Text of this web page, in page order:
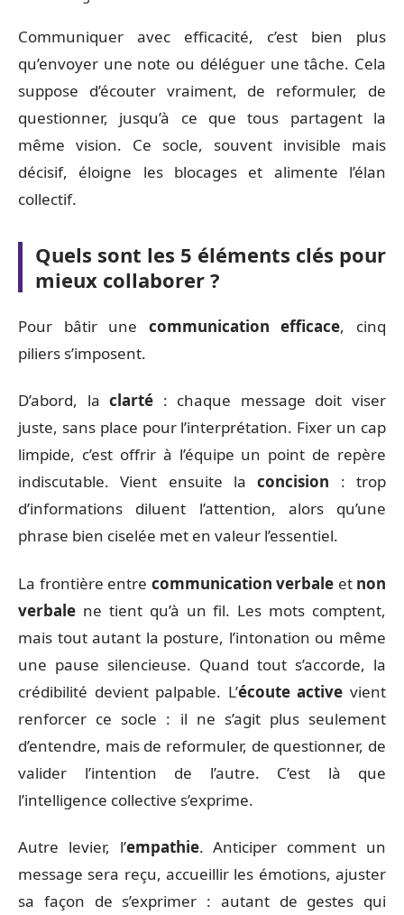
Communiquer avec efficacité, c’est bien plus
qu’envoyer une note ou déléguer une tâche. Cela
suppose d’écouter vraiment, de reformuler, de
questionner, jusqu’à ce que tous partagent la
même vision. Ce socle, souvent invisible mais
décisif, éloigne les blocages et alimente l’élan
collectif.
Quels sont les 5 éléments clés pour
mieux collaborer ?
Pour bâtir une communication efficace, cinq
piliers s’imposent.
D’abord, laclarté : chaque message doit viser
juste, sans place pour l’interprétation. Fixer un cap
limpide, c’est offrir à l’équipe un point de repère
indiscutable. Vient ensuite laconcision : trop
d’informations diluent l’attention, alors qu’une
phrase bien ciselée met en valeur l’essentiel.
La frontière entre communication verbale et non
verbale ne tient qu’à un fil. Les mots comptent,
mais tout autant la posture, l’intonation ou même
une pause silencieuse. Quand tout s’accorde, la
crédibilité devient palpable. L’écoute active vient
renforcer ce socle : il ne s’agit plus seulement
d’entendre, mais de reformuler, de questionner, de
valider l’intention de l’autre. C’est là que
l’intelligence collective s’exprime.
Autre levier, l’empathie. Anticiper comment un
message sera reçu, accueillir les émotions, ajuster
sa façon de s’exprimer : autant de gestes qui